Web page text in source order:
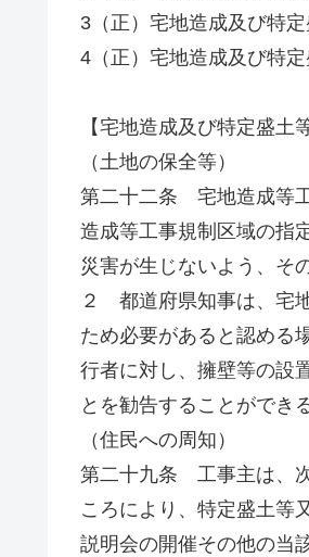
3（正）宅地造成及び特
4（正）宅地造成及び特
【宅地造成及び特定盛土
（土地の保全等）
第二十二条 宅地造成等
造成等工事規制区域の指
災害が生じないよう、そ
２ 都道府県知事は、宅
ため必要があると認める
行者に対し、擁壁等の設
とを勧告することができる
（住民への周知）
第二十九条 工事主は、
ころにより、特定盛土等
説明会の開催その他の当